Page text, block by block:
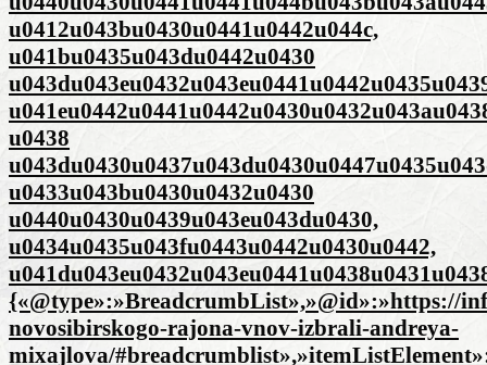
u0412u043bu0430u0441u0442u044c,
u041bu0435u043du0442u0430
u0438
u0433u043bu0430u0432u0430
u0440u0430u0439u043eu043du0430,
u0434u0435u043fu0443u0442u0430u0442,
{«@type»:»BreadcrumbList»,»@id»:»https://
novosibirskogo-rajona-vnov-izbrali-andreya-
mixajlova/